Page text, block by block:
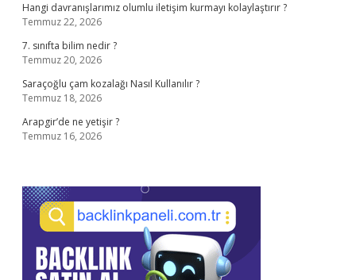
Hangi davranışlarımız olumlu iletişim kurmayı kolaylaştırır ?
Temmuz 22, 2026
7. sınıfta bilim nedir ?
Temmuz 20, 2026
Saraçoğlu çam kozalağı Nasıl Kullanılır ?
Temmuz 18, 2026
Arapgir’de ne yetişir ?
Temmuz 16, 2026